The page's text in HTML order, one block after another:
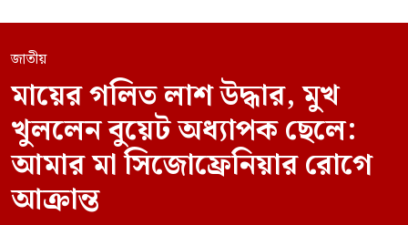
জাতীয়
মায়ের গলিত লাশ উদ্ধার, মুখ
খুললেন বুয়েট অধ্যাপক ছেলে:
আমার মা সিজোফ্রেনিয়ার রোগে
আক্রান্ত